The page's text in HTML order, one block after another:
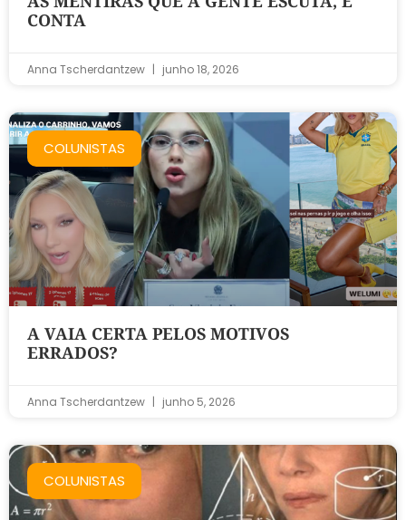
CONTA
Anna Tscherdantzew junho 18, 2026
COLUNISTAS
A VAIA CERTA PELOS MOTIVOS
ERRADOS?
Anna Tscherdantzew junho 5, 2026
COLUNISTAS